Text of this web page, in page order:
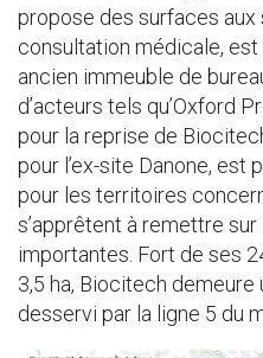
propose des surfaces
consultation médicale, est
ancien immeuble de
d’acteurs tels qu’Oxford
pour la reprise de
pour l’ex-site Danone,
pour les territoires
s’apprêtent à remettre
importantes. Fort de ses
3,5 ha, Biocitech
desservi par la ligne 5 du